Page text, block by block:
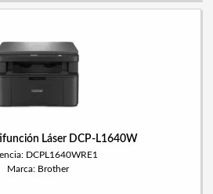
Láser DCP-L1640W
DCPL1640WRE1
Marca: Brother